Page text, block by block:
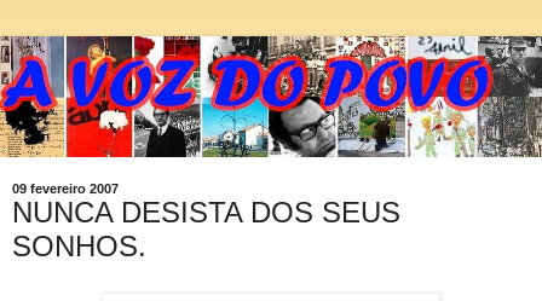
09 fevereiro 2007
NUNCA DESISTA DOS SEUS
SONHOS.